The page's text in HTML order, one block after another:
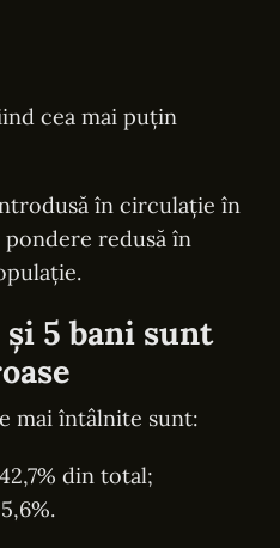
cea mai puțin
în circulație în
pondere redusă în
și 5 bani sunt
mai întâlnite sunt:
din total;